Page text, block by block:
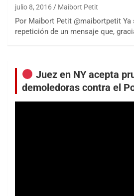
julio 8, 2016 Maibort Petit
Por Maibort Petit @maibortpetit
repetición de un mensaje que,
Juez en NY acepta
demoledoras contra el